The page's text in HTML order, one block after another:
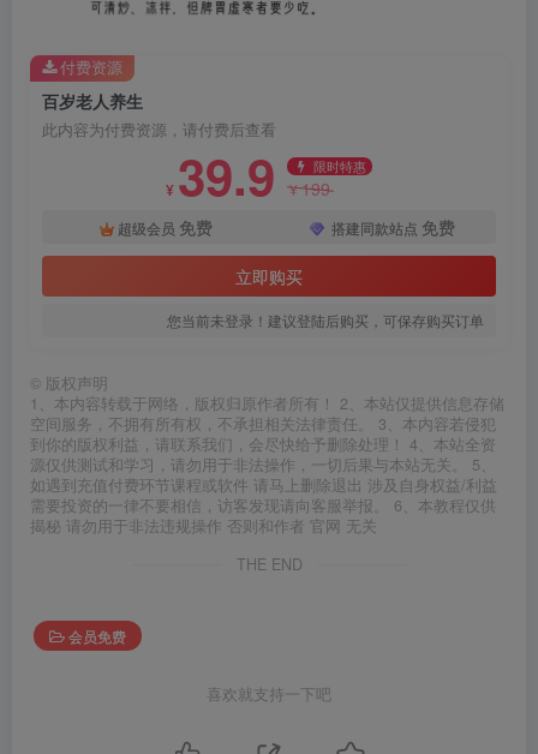
百岁老人养生
此内容为付费资源，请付费后查看
¥ 39.9 限时特惠
¥199
超级会员 免费 搭建同款站点 免费
立即购买
您当前未登录！建议登陆后购买，可保存购买订单
付费资源
© 版权声明
1、本内容转载于网络，版权归原作者所有！ 2、本站仅提供信息存储
空间服务，不拥有所有权，不承担相关法律责任。 3、本内容若侵犯
到你的版权利益，请联系我们，会尽快给予删除处理！ 4、本站全资
源仅供测试和学习，请勿用于非法操作，一切后果与本站无关。 5、
如遇到充值付费环节课程或软件 请马上删除退出 涉及自身权益/利益
需要投资的一律不要相信，访客发现请向客服举报。 6、本教程仅供
揭秘 请勿用于非法违规操作 否则和作者 官网 无关
THE END
会员免费
喜欢就支持一下吧